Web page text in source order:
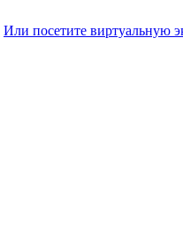
Или посетите виртуальную